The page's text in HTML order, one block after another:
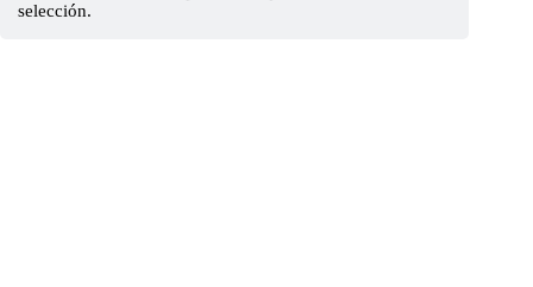
selección.